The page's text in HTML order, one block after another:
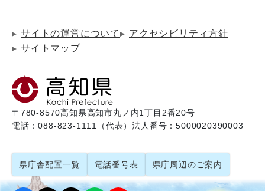
サイトの運営について
アクセシビリティ方針
サイトマップ
〒780-8570高知県高知市丸ノ内1丁目2番20号
電話：088-823-1111（代表）法人番号：5000020390003
県庁舎配置一覧 電話番号表 県庁周辺のご案内